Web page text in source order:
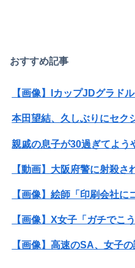
おすすめ記事